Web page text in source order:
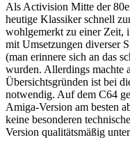
Als Activision Mitte der
heutige Klassiker schnell
wohlgemerkt zu einer Zeit,
mit Umsetzungen diverser
(man erinnere sich an das
wurden. Allerdings machte
Übersichtsgründen ist bei
notwendig. Auf dem C64
Amiga-Version am besten
keine besonderen
Version qualitätsmäßig